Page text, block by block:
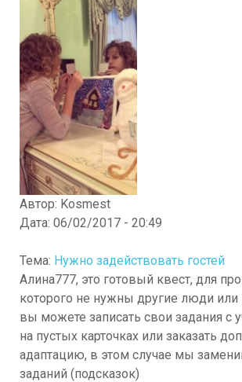
Автор: Kosmest
Дата: 06/02/2017 - 20:49
Тема: Нужно задействовать гостей
Алина777, это готовый квест, для
которого не нужны другие люди
вы можете записать свои задания с
на пустых карточках или заказать
адаптацию, в этом случае мы
заданий (подсказок)